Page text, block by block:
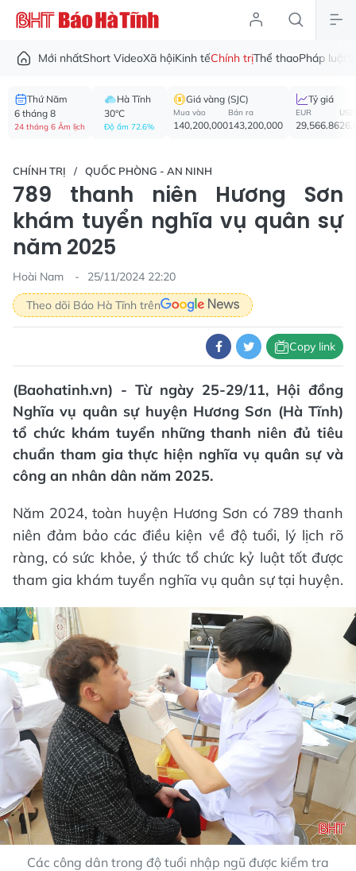
Mới nhấtShort VideoXã hộiKinh tếChính trịThể thaoPháp luật
Thứ Năm
6 tháng 8
24 tháng 6 Âm lịch
Hà Tĩnh
30°C
Độ ẩm 72.6%
Giá vàng (SJC)
Mua vào
140,200,000
Bán ra
143,200,000
Tỷ giá
EUR
29,566.86
USD
CHÍNH TRỊ QUỐC PHÒNG - AN NINH
789 thanh niên Hương Sơn
khám tuyển nghĩa vụ quân sự
năm 2025
Hoài Nam
25/11/2024 22:20
Theo dõi Báo Hà Tĩnh trên
Copy link
(Baohatinh.vn) - Từ ngày 25-29/11, Hội đồng
Nghĩa vụ quân sự huyện Hương Sơn (Hà Tĩnh)
tổ chức khám tuyển những thanh niên đủ tiêu
chuẩn tham gia thực hiện nghĩa vụ quân sự và
công an nhân dân năm 2025.
Năm 2024, toàn huyện Hương Sơn có 789 thanh
niên đảm bảo các điều kiện về độ tuổi, lý lịch rõ
ràng, có sức khỏe, ý thức tổ chức kỷ luật tốt được
tham gia khám tuyển nghĩa vụ quân sự tại huyện.
Các công dân trong độ tuổi nhập ngũ được kiểm tra